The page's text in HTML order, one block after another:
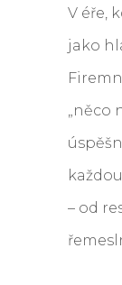
V éře,
jako
„něco
– od